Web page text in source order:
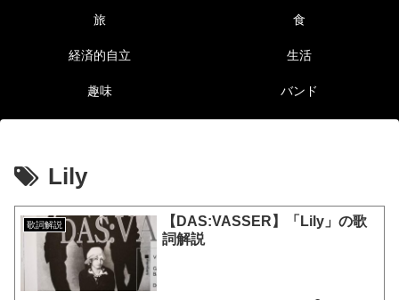
旅 食
経済的自立 生活
趣味 バンド
Lily
歌詞解説
【DAS:VASSER】「Lily」の歌
詞解説